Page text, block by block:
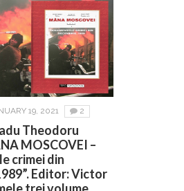
19, 2021 2
Theodoru
MOSCOVEI –
crimei din
Editor: Victor